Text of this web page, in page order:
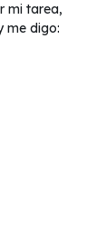
mi tarea,
me digo: